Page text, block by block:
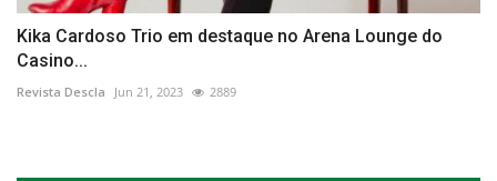
Kika Cardoso Trio em destaque no Arena Lounge do
Casino...
Revista Descla Jun 21, 2023 2889